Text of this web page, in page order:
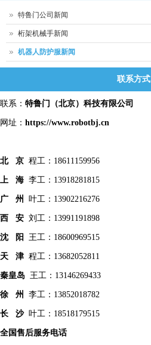
特鲁门公司新闻
桁架机械手新闻
机器人防护服新闻
联系方式
联系： 特鲁门 （北京）科技有限公司
网址： https://www.robotbj.cn
北 京 程工：18611159956
上 海 李工：13918281815
广 州 叶工：13902216276
西 安 刘工：13991191898
沈 阳 王工：18600969515
天 津 程工：13682052811
秦皇岛 王工：13146269433
徐 州 李工：13852018782
长 沙叶工：18518179515
全国售后服务电话